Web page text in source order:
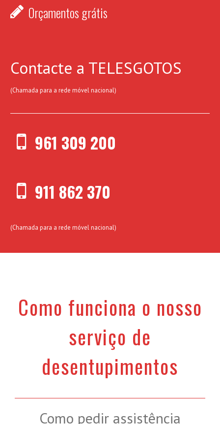
Orçamentos grátis
Contacte a TELESGOTOS
(Chamada para a rede móvel nacional)
961 309 200
911 862 370
(Chamada para a rede móvel nacional)
Como funciona o nosso
serviço de
desentupimentos
Como pedir assistência